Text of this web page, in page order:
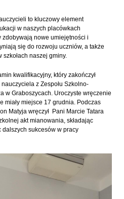
to kluczowy element
w naszych placówkach
zdobywają nowe umiejętności i
się do rozwoju uczniów, a także
naszej gminy.
kwalifikacyjny, który zakończył
z Zespołu Szkolno-
w Graboszycach. Uroczyste wręczenie
miały miejsce 17 grudnia. Podczas
Matyja wręczył Pani Marcie Tatara
akt mianowania, składając
sukcesów w pracy